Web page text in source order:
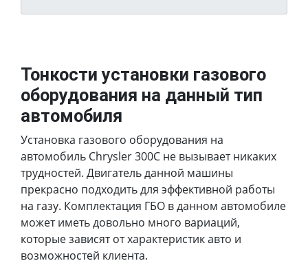
Тонкости установки газового
оборудования на данный тип
автомобиля
Установка газового оборудования на
автомобиль Chrysler 300C не вызывает никаких
трудностей. Двигатель данной машины
прекрасно подходить для эффективной работы
на газу. Комплектация ГБО в данном автомобиле
может иметь довольно много вариаций,
которые зависят от характеристик авто и
возможностей клиента.